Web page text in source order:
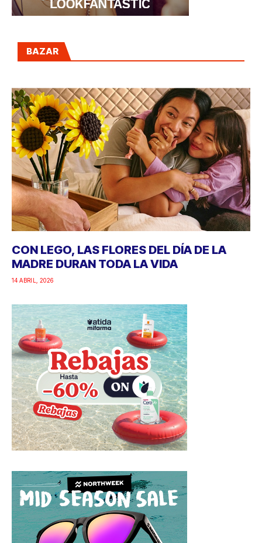
BAZAR
CON LEGO, LAS FLORES DEL DÍA DE LA
MADRE DURAN TODA LA VIDA
14 ABRIL, 2026